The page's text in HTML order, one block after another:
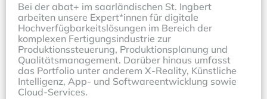
Bei der abat+ im saarländischen St. Ingbert
arbeiten unsere Expert*innen für digitale
Hochverfügbarkeitslösungen im Bereich der
komplexen Fertigungsindustrie zur
Produktionssteuerung, Produktionsplanung und
Qualitätsmanagement. Darüber hinaus umfasst
das Portfolio unter anderem X-Reality, Künstliche
Intelligenz, App- und Softwareentwicklung sowie
Cloud-Services.